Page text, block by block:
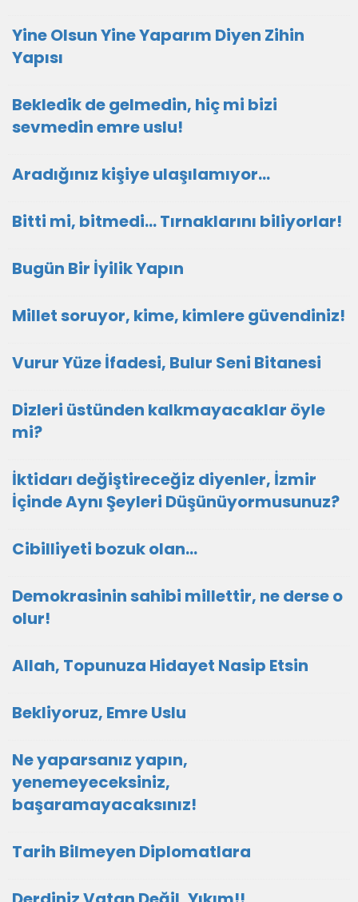
Yine Olsun Yine Yaparım Diyen Zihin
Yapısı
Bekledik de gelmedin, hiç mi bizi
sevmedin emre uslu!
Aradığınız kişiye ulaşılamıyor...
Bitti mi, bitmedi... Tırnaklarını biliyorlar!
Bugün Bir İyilik Yapın
Millet soruyor, kime, kimlere güvendiniz!
Vurur Yüze İfadesi, Bulur Seni Bitanesi
Dizleri üstünden kalkmayacaklar öyle
mi?
İktidarı değiştireceğiz diyenler, İzmir
İçinde Aynı Şeyleri Düşünüyormusunuz?
Cibilliyeti bozuk olan...
Demokrasinin sahibi millettir, ne derse o
olur!
Allah, Topunuza Hidayet Nasip Etsin
Bekliyoruz, Emre Uslu
Ne yaparsanız yapın,
yenemeyeceksiniz,
başaramayacaksınız!
Tarih Bilmeyen Diplomatlara